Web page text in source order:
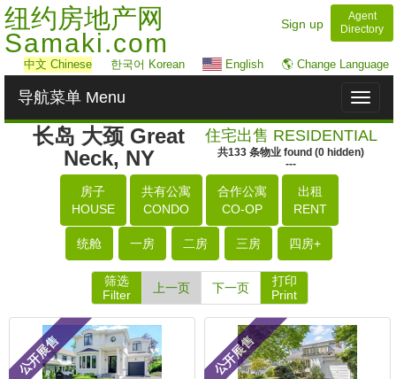
纽约房地产网
Samaki.com
Sign up
Agent
Directory
中文 Chinese 한국어 Korean English 🌎 Change Language
Toggle
导航菜单 Menu
长岛 大颈 Great
Neck, NY
住宅出售 RESIDENTIAL
共133 条物业 found (0 hidden)
---
房子
HOUSE
共有公寓
CONDO
合作公寓
CO-OP
出租
RENT
统舱 一房 二房 三房 四房+
筛选
Filter
上一页 下一页
打印
Print
公开展售 公开展售